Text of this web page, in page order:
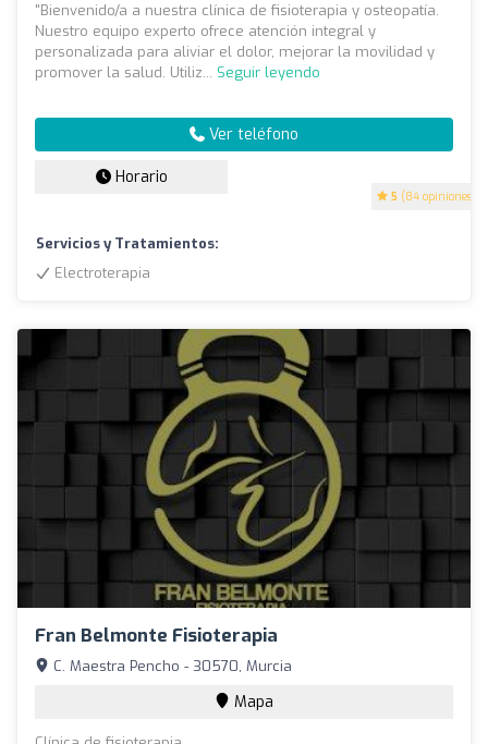
5 (84 opiniones)
"Bienvenido/a a nuestra clínica de fisioterapia y osteopatía.
Nuestro equipo experto ofrece atención integral y
personalizada para aliviar el dolor, mejorar la movilidad y
promover la salud. Utiliz... Seguir leyendo
Ver teléfono
Horario
Servicios y Tratamientos:
Electroterapia
Fran Belmonte Fisioterapia
C. Maestra Pencho - 30570, Murcia
Mapa